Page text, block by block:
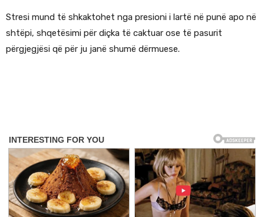
Stresi mund të shkaktohet nga presioni i lartë në punë apo në
shtëpi, shqetësimi për diçka të caktuar ose të pasurit
përgjegjësi që për ju janë shumë dërmuese.